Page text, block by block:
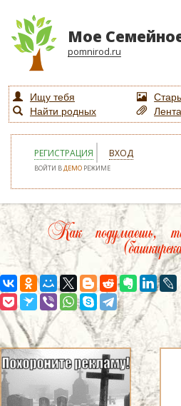
Мое
pomnirod.ru
Ищу тебя
Найти родных
РЕГИСТРАЦИЯ ВХОД
ВОЙТИ ВДЕМО РЕЖИМЕ
Как подумаешь,